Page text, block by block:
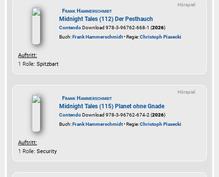
Hörspiel
Frank Hammerschmidt
Midnight Tales (112) Der Pesthauch
ContendoDownload 978-3-96762-668-1 (2026)
Buch:Frank Hammerschmidt• Regie:Christoph Piasecki
Auftritt:
1 Rolle: Spitzbart
Hörspiel
Frank Hammerschmidt
Midnight Tales (115) Planet ohne Gnade
ContendoDownload 978-3-96762-674-2 (2026)
Buch:Frank Hammerschmidt• Regie:Christoph Piasecki
Auftritt:
1 Rolle: Security